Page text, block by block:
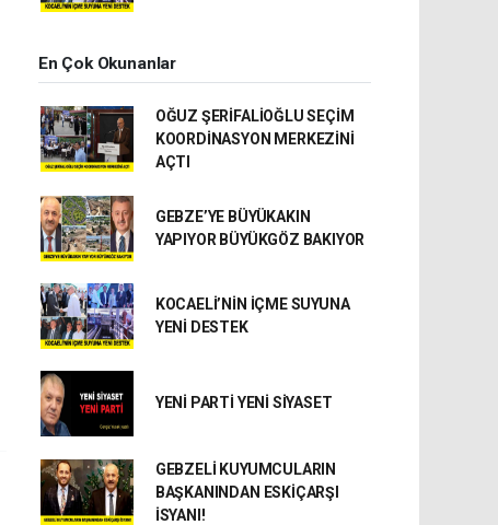
En Çok Okunanlar
OĞUZ ŞERİFALİOĞLU SEÇİM
KOORDİNASYON MERKEZİNİ
AÇTI
GEBZE’YE BÜYÜKAKIN
YAPIYOR BÜYÜKGÖZ BAKIYOR
KOCAELİ’NİN İÇME SUYUNA
YENİ DESTEK
YENİ PARTİ YENİ SİYASET
GEBZELİ KUYUMCULARIN
BAŞKANINDAN ESKİÇARŞI
İSYANI!